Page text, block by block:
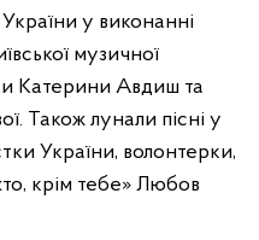
України у виконанні
музичної
Катерини Авдиш та
Також лунали пісні у
України, волонтерки,
крім тебе» Любов